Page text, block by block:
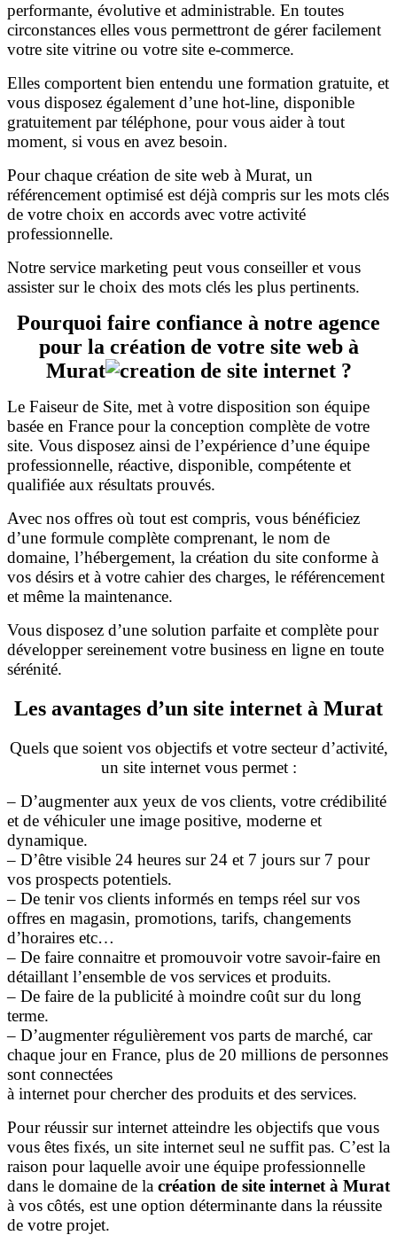
performante, évolutive et administrable. En toutes
circonstances elles vous permettront de gérer facilement
votre site vitrine ou votre site e-commerce.
Elles comportent bien entendu une formation gratuite, et
vous disposez également d’une hot-line, disponible
gratuitement par téléphone, pour vous aider à tout
moment, si vous en avez besoin.
Pour chaque création de site web à Murat, un
référencement optimisé est déjà compris sur les mots clés
de votre choix en accords avec votre activité
professionnelle.
Notre service marketing peut vous conseiller et vous
assister sur le choix des mots clés les plus pertinents.
Pourquoi faire confiance à notre agence
pour la création de votre site web à
Murat
?
Le Faiseur de Site, met à votre disposition son équipe
basée en France pour la conception complète de votre
site. Vous disposez ainsi de l’expérience d’une équipe
professionnelle, réactive, disponible, compétente et
qualifiée aux résultats prouvés.
Avec nos offres où tout est compris, vous bénéficiez
d’une formule complète comprenant, le nom de
domaine, l’hébergement, la création du site conforme à
vos désirs et à votre cahier des charges, le référencement
et même la maintenance.
Vous disposez d’une solution parfaite et complète pour
développer sereinement votre business en ligne en toute
sérénité.
Les avantages d’un site internet à Murat
Quels que soient vos objectifs et votre secteur d’activité,
un site internet vous permet :
– D’augmenter aux yeux de vos clients, votre crédibilité
et de véhiculer une image positive, moderne et
dynamique.
– D’être visible 24 heures sur 24 et 7 jours sur 7 pour
vos prospects potentiels.
– De tenir vos clients informés en temps réel sur vos
offres en magasin, promotions, tarifs, changements
d’horaires etc…
– De faire connaitre et promouvoir votre savoir-faire en
détaillant l’ensemble de vos services et produits.
– De faire de la publicité à moindre coût sur du long
terme.
– D’augmenter régulièrement vos parts de marché, car
chaque jour en France, plus de 20 millions de personnes
sont connectées
à internet pour chercher des produits et des services.
Pour réussir sur internet atteindre les objectifs que vous
vous êtes fixés, un site internet seul ne suffit pas. C’est la
raison pour laquelle avoir une équipe professionnelle
dans le domaine de la création de site internet à Murat
à vos côtés, est une option déterminante dans la réussite
de votre projet.